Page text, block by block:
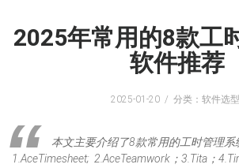
2025年常用的8款工
软件推荐
2025-01-20 分类：软件选型
本文主要介绍了8款常用的工时管理系
1.AceTimesheet; 2.AceTeamwork；3.Tita；